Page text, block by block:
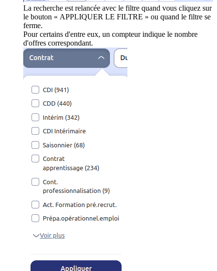
La recherche est relancée avec le filtre quand vous cliquez sur
le bouton « APPLIQUER LE FILTRE » ou quand le filtre se
ferme.
Pour certains d'entre eux, un compteur indique le nombre
d'offres correspondant.